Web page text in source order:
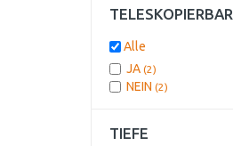
TELESKOPIERBAR
Alle
JA (2)
NEIN (2)
TIEFE